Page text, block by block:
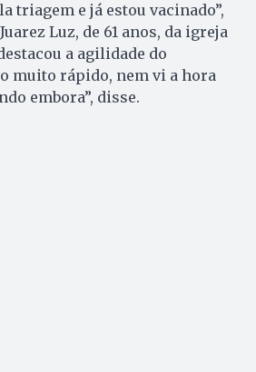
triagem e já estou vacinado”,
Luz, de 61 anos, da igreja
a agilidade do
muito rápido, nem vi a hora
embora”, disse.